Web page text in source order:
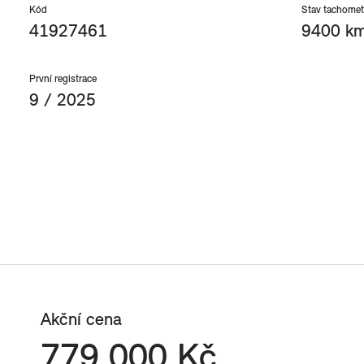
Kód
41927461
Stav
9400
První registrace
9 / 2025
Akční cena